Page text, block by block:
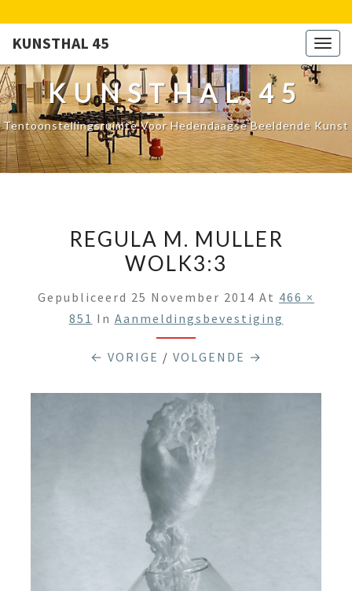
KUNSTHAL 45
KUNSTHAL 45
Tentoonstellingsruimte Voor Hedendaagse Beeldende Kunst
REGULA M. MULLER
WOLK3:3
Gepubliceerd 25 November 2014 At 466 ×
851 In Aanmeldingsbevestiging
← VORIGE / VOLGENDE →